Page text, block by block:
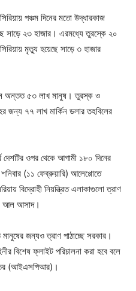
পঞ্চম দিনের মতো উদ্ধারকাজ
সাড়ে ২৩ হাজার। এরমধ্যে তুরস্কে ২০
মৃত্যু হয়েছে সাড়ে ৩ হাজার
অন্তত ৫৩ লাখ মানুষ। তুরস্ক ও
জন্য ৭৭ লাখ মার্কিন ডলার তহবিলের
দেশটির ওপর থেকে আগামী ১৮০ দিনের
(১১ ফেব্রুয়ারি) আলেপ্পোতে
বিদ্রোহী নিয়ন্ত্রিত এলাকাগুলো ত্রাণ
আল আসাদ।
জন্যও ত্রাণ পাঠাচ্ছে সরকার।
বিশেষ ফ্লাইট পরিচালনা করা হবে বলে
(আইএসপিআর)।